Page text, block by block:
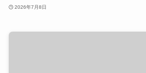
2026年7月8日